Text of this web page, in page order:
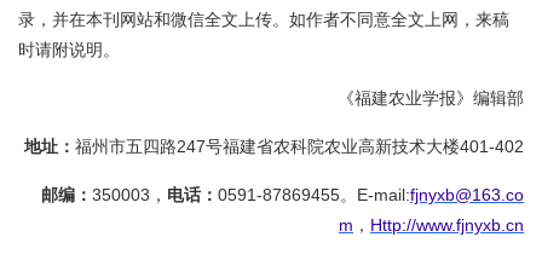
录，并在本刊网站和微信全文上传。如作者不同意全文上网，来稿
时请附说明。
《福建农业学报》编辑部
地址： 福州市五四路247号福建省农科院农业高新技术大楼401-402
邮编： 350003， 电话： 0591-87869455。E-mail:fjnyxb@163.co
m ， Http://www.fjnyxb.cn